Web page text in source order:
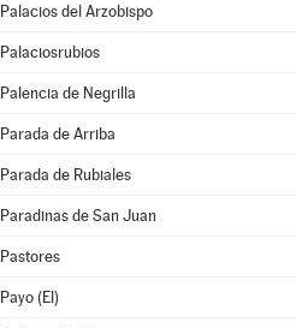
Palacios del Arzobispo
Palaciosrubios
Palencia de Negrilla
Parada de Arriba
Parada de Rubiales
Paradinas de San Juan
Pastores
Payo (El)